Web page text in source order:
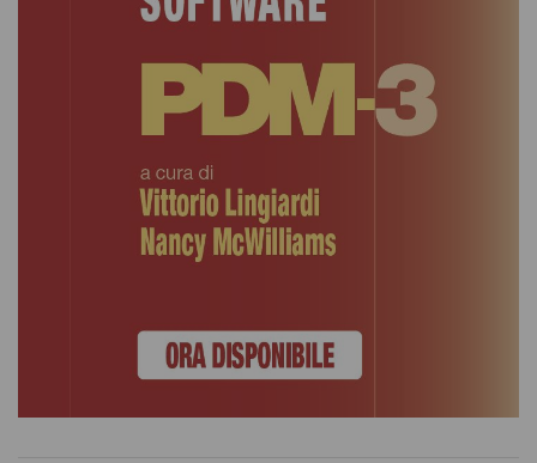
spirituali nei
socratici
Luigina Mortari
Etica
Gianfranco Mormino